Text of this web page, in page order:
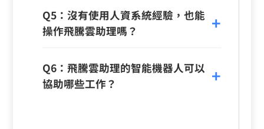
Q5：沒有使用人資系統經驗，也能
操作飛騰雲助理嗎？
Q6：飛騰雲助理的智能機器人可以
協助哪些工作？